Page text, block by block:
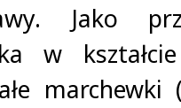
Jako
w
marchewki